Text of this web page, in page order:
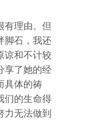
有理由。但
脚石，我还
谅和不计较
享了她的经
具体的祷
们的生命得
力无法做到